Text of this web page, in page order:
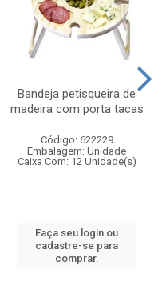
Bandeja petisqueira de
madeira com porta tacas
Código: 622229
Embalagem: Unidade
Caixa Com: 12 Unidade(s)
Faça seu login ou
cadastre-se para
comprar.